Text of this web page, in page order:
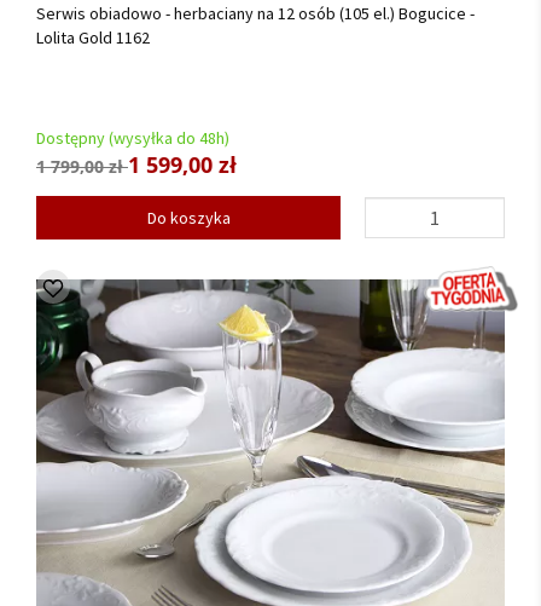
Serwis obiadowo - herbaciany na 12 osób (105 el.) Bogucice -
Lolita Gold 1162
Dostępny (wysyłka do 48h)
1 799,00 zł1 599,00 zł
Do koszyka